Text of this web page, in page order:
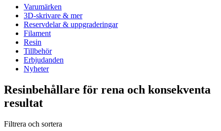
Varumärken
3D-skrivare & mer
Reservdelar & uppgraderingar
Filament
Resin
Tillbehör
Erbjudanden
Nyheter
Resinbehållare för rena och konsekventa
resultat
Filtrera och sortera